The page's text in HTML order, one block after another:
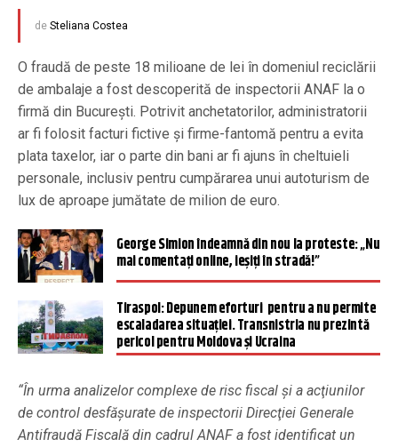
de Steliana Costea
O fraudă de peste 18 milioane de lei în domeniul reciclării
de ambalaje a fost descoperită de inspectorii ANAF la o
firmă din Bucureşti. Potrivit anchetatorilor, administratorii
ar fi folosit facturi fictive şi firme-fantomă pentru a evita
plata taxelor, iar o parte din bani ar fi ajuns în cheltuieli
personale, inclusiv pentru cumpărarea unui autoturism de
lux de aproape jumătate de milion de euro.
George Simion îndeamnă din nou la proteste: „Nu
mai comentați online, ieșiți în stradă!”
Tiraspol: Depunem eforturi pentru a nu permite
escaladarea situației. Transnistria nu prezintă
pericol pentru Moldova și Ucraina
“În urma analizelor complexe de risc fiscal şi a acţiunilor
de control desfăşurate de inspectorii Direcţiei Generale
Antifraudă Fiscală din cadrul ANAF a fost identificat un